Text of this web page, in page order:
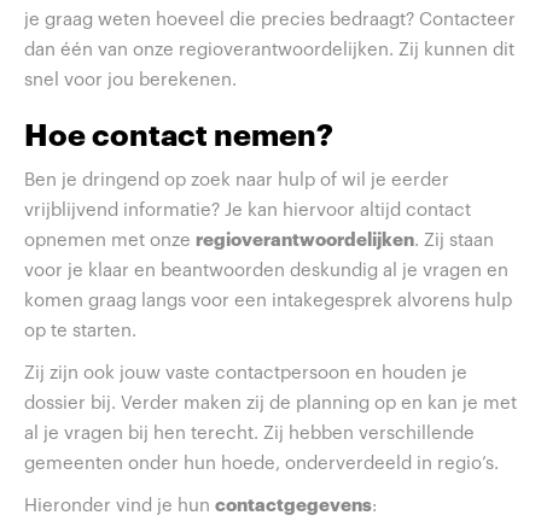
je graag weten hoeveel die precies bedraagt? Contacteer
dan één van onze regioverantwoordelijken. Zij kunnen dit
snel voor jou berekenen.
Hoe contact nemen?
Ben je dringend op zoek naar hulp of wil je eerder
vrijblijvend informatie? Je kan hiervoor altijd contact
opnemen met onze regioverantwoordelijken. Zij staan
voor je klaar en beantwoorden deskundig al je vragen en
komen graag langs voor een intakegesprek alvorens hulp
op te starten.
Zij zijn ook jouw vaste contactpersoon en houden je
dossier bij. Verder maken zij de planning op en kan je met
al je vragen bij hen terecht. Zij hebben verschillende
gemeenten onder hun hoede, onderverdeeld in regio’s.
Hieronder vind je hun contactgegevens: